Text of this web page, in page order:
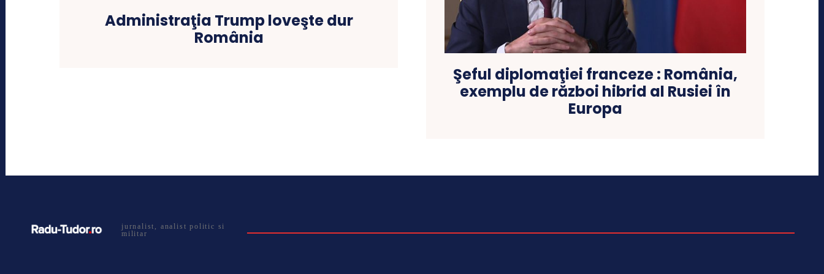
Administraţia Trump loveşte dur
România
Şeful diplomaţiei franceze : România,
exemplu de război hibrid al Rusiei în
Europa
jurnalist, analist politic si
militar